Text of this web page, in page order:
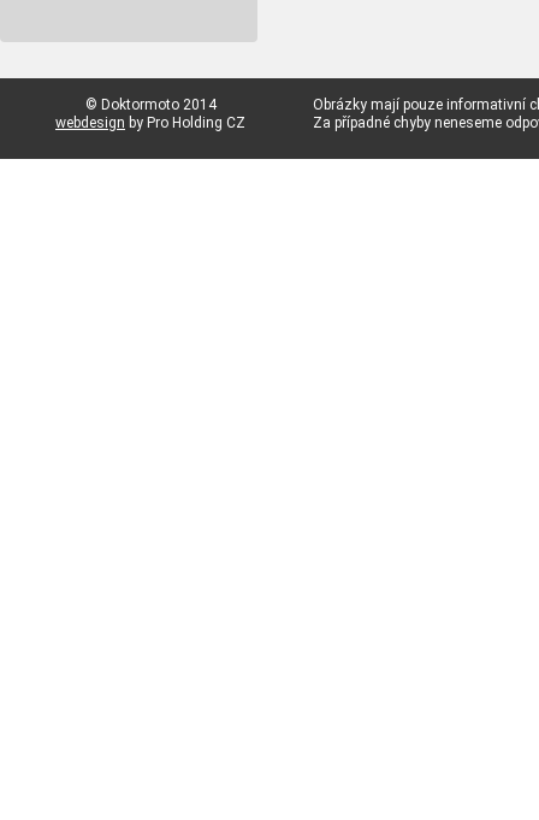
© Doktormoto 2014
webdesign by Pro Holding CZ
Obrázky mají pouze informativní
Za případné chyby neneseme